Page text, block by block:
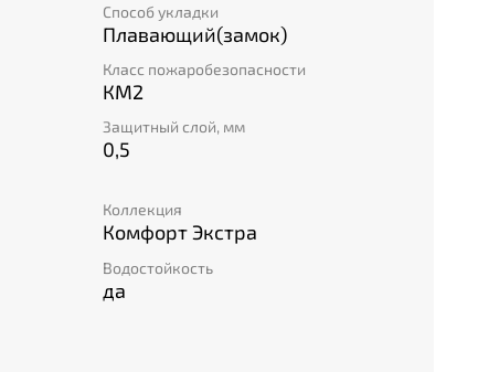
Способ укладки
Плавающий(замок)
Класс пожаробезопасности
КМ2
Защитный слой, мм
0,5
Коллекция
Комфорт Экстра
Водостойкость
да